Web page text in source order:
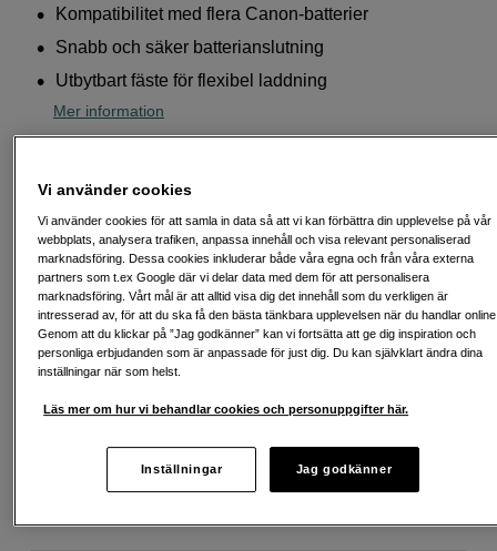
Kompatibilitet med flera Canon-batterier
Snabb och säker batterianslutning
Utbytbart fäste för flexibel laddning
Mer information
99 SEK
Handla tryggt med delbetalning eller faktura Info
Antal
Lägg i kundvagn
Fri frakt vid köp över 1 500 kronor
Vi använder cookies
Vi använder cookies för att samla in data så att vi kan förbättra din upplevelse på vår
webbplats, analysera trafiken, anpassa innehåll och visa relevant personaliserad
marknadsföring. Dessa cookies inkluderar både våra egna och från våra externa
partners som t.ex Google där vi delar data med dem för att personalisera
marknadsföring. Vårt mål är att alltid visa dig det innehåll som du verkligen är
intresserad av, för att du ska få den bästa tänkbara upplevelsen när du handlar
Genom att du klickar på ”Jag godkänner” kan vi fortsätta att ge dig inspiration och
personliga erbjudanden som är anpassade för just dig. Du kan självklart ändra dina
inställningar när som helst.
Läs mer om hur vi behandlar cookies och personuppgifter här.
Inställningar Jag godkänner